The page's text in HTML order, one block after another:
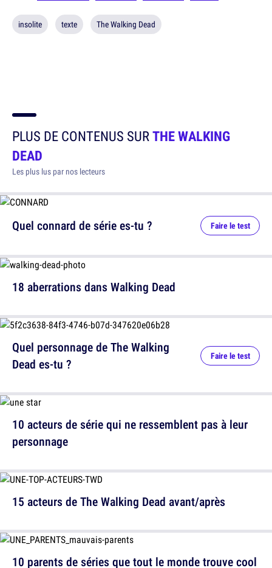
insolite texte The Walking Dead
PLUS DE CONTENUS SURTHE WALKING
DEAD
Les plus lus par nos lecteurs
Quel connard de série es-tu ? Faire le test
Quel personnage de The Walking
Dead es-tu ?
Faire le test
15 acteurs de The Walking Dead avant/après
18 aberrations dans Walking Dead
10 acteurs de série qui ne ressemblent pas à leur
personnage
10 parents de séries que tout le monde trouve cool